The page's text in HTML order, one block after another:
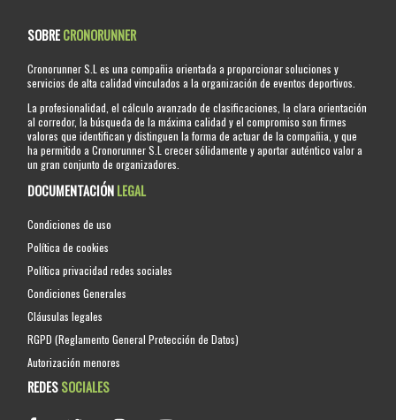
SOBRECRONORUNNER
Cronorunner S.L es una compañia orientada a proporcionar soluciones y
servicios de alta calidad vinculados a la organización de eventos deportivos.
La profesionalidad, el cálculo avanzado de clasificaciones, la clara orientación
al corredor, la búsqueda de la máxima calidad y el compromiso son firmes
valores que identifican y distinguen la forma de actuar de la compañia, y que
ha permitido a Cronorunner S.L crecer sólidamente y aportar auténtico valor a
un gran conjunto de organizadores.
DOCUMENTACIÓNLEGAL
Condiciones de uso
Política de cookies
Política privacidad redes sociales
Condiciones Generales
Cláusulas legales
RGPD (Reglamento General Protección de Datos)
Autorización menores
REDESSOCIALES